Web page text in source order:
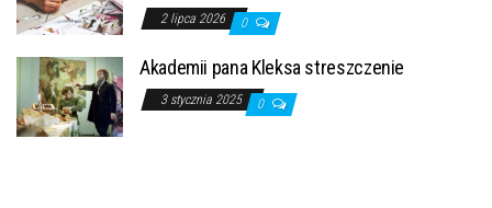
2 lipca 2026 0
Akademii pana Kleksa streszczenie
3 stycznia 2025 0